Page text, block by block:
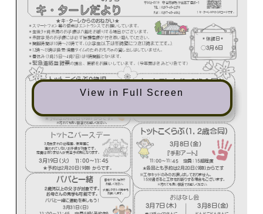
View in Full Screen